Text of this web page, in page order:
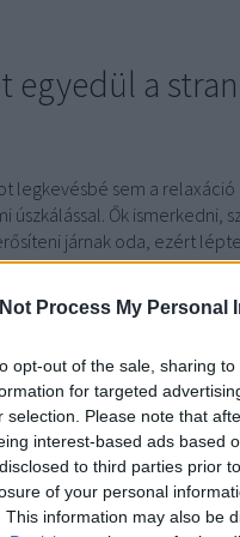
Process My Personal
opt-out of the sale, sharing
for targeted
selection. Please note that
interest-based ads based
to third parties prior
of your personal
This information may also be
a
legkevésbé sem a
úszkálással. Ők ismerkedni,
járnak oda, ezért
- feszegetik nem kis
TOVÁBB
gyerek strand